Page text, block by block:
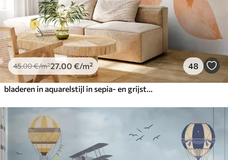
45.00€/m²27.00 €/m² 48